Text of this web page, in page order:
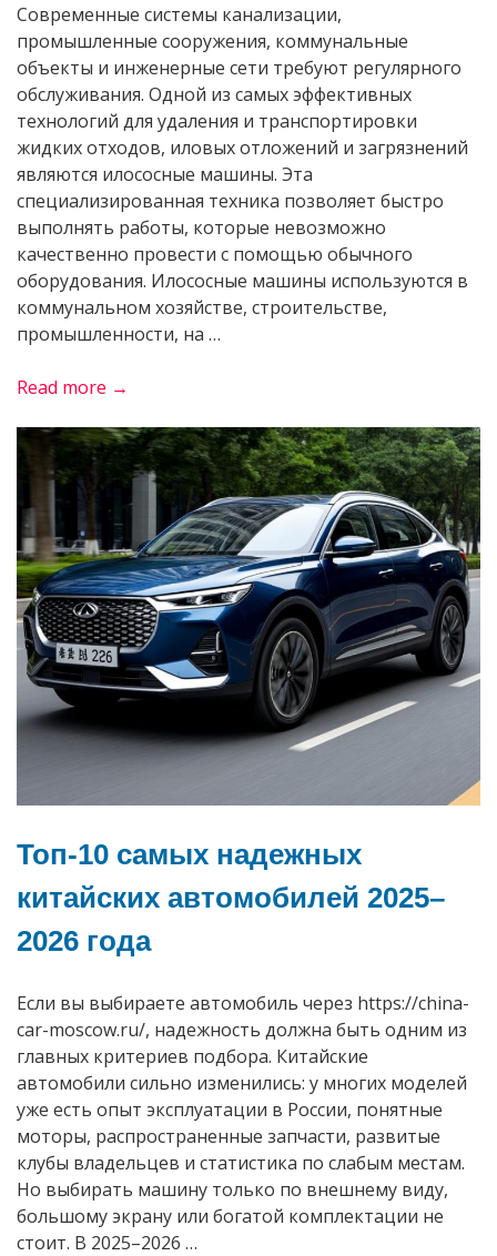
Современные системы канализации,
промышленные сооружения, коммунальные
объекты и инженерные сети требуют регулярного
обслуживания. Одной из самых эффективных
технологий для удаления и транспортировки
жидких отходов, иловых отложений и загрязнений
являются илососные машины. Эта
специализированная техника позволяет быстро
выполнять работы, которые невозможно
качественно провести с помощью обычного
оборудования. Илососные машины используются в
коммунальном хозяйстве, строительстве,
промышленности, на …
Read more →
машин
и
назначение»
Топ-10 самых надежных
китайских автомобилей 2025–
2026 года
Если вы выбираете автомобиль через https://china-
car-moscow.ru/, надежность должна быть одним из
главных критериев подбора. Китайские
автомобили сильно изменились: у многих моделей
уже есть опыт эксплуатации в России, понятные
моторы, распространенные запчасти, развитые
клубы владельцев и статистика по слабым местам.
Но выбирать машину только по внешнему виду,
большому экрану или богатой комплектации не
стоит. В 2025–2026 …